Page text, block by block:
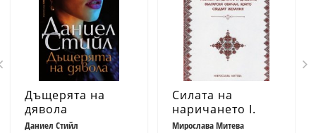
Дъщерята на
дявола
Даниел Стийл
Силата на
наричането І.
Тайната на
Мирослава Митева